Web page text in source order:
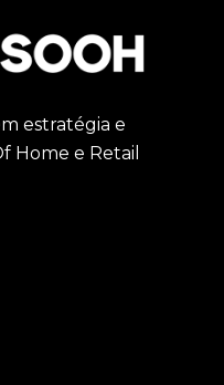
estratégia e
Home e Retail